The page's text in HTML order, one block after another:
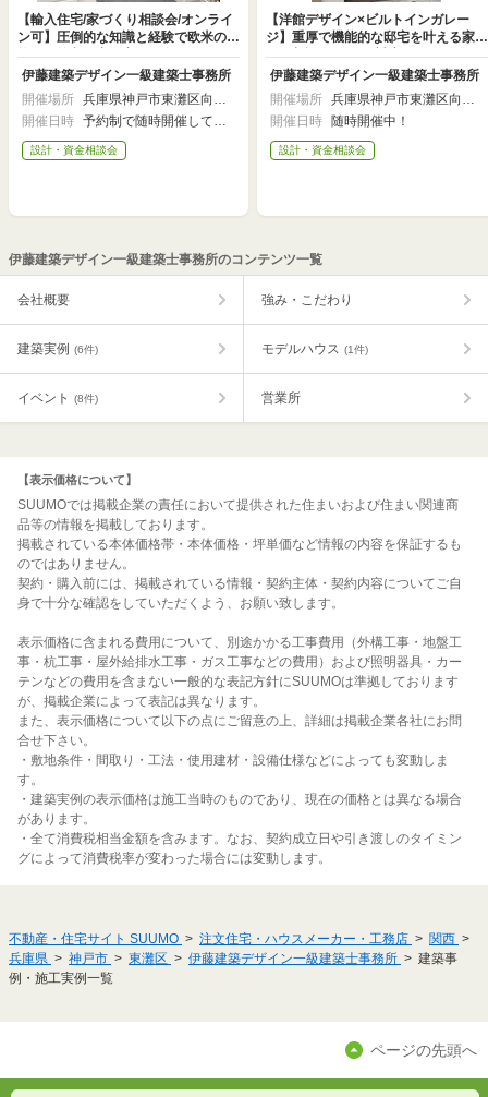
【輸入住宅/家づくり相談会/オンライ
ン可】圧倒的な知識と経験で欧米の伝
統的な輸入住宅を実現。全てにおいて
本物を追求し、あなたの夢やこだわり
をカタチにします。
伊藤建築デザイン一級建築士事務所
開催場所 兵庫県神戸市東灘区向洋
町中6丁目9番地 神戸フ
ァッションマート8E-05
開催日時 予約制で随時開催してお
お待ちしております。
設計・資金相談会
【洋館デザイン×ビルトインガレー
ジ】重厚で機能的な邸宅を叶える家づ
くり相談会｜WEB対応可
伊藤建築デザイン一級建築士事務所
開催場所 兵庫県神戸市東灘区向洋
町中6丁目9番地 神戸フ
ァッションマート8E-05
開催日時 随時開催中！
設計・資金相談会
伊藤建築デザイン一級建築士事務所のコンテンツ一覧
会社概要 強み・こだわり
建築実例 (6件) モデルハウス (1件)
イベント (8件) 営業所
【表示価格について】
SUUMOでは掲載企業の責任において提供された住まいおよび住まい関連商
品等の情報を掲載しております。
掲載されている本体価格帯・本体価格・坪単価など情報の内容を保証するも
のではありません。
契約・購入前には、掲載されている情報・契約主体・契約内容についてご自
身で十分な確認をしていただくよう、お願い致します。
表示価格に含まれる費用について、別途かかる工事費用（外構工事・地盤工
事・杭工事・屋外給排水工事・ガス工事などの費用）および照明器具・カー
テンなどの費用を含まない一般的な表記方針にSUUMOは準拠しております
が、掲載企業によって表記は異なります。
また、表示価格について以下の点にご留意の上、詳細は掲載企業各社にお問
合せ下さい。
・敷地条件・間取り・工法・使用建材・設備仕様などによっても変動しま
す。
・建築実例の表示価格は施工当時のものであり、現在の価格とは異なる場合
があります。
・全て消費税相当金額を含みます。なお、契約成立日や引き渡しのタイミン
グによって消費税率が変わった場合には変動します。
不動産・住宅サイト SUUMO 注文住宅・ハウスメーカー・工務店
関西
兵庫県
神戸市 東灘区 伊藤建築デザイン一級建築士事務所
建築事
例・施工実例一覧
ページの先頭へ